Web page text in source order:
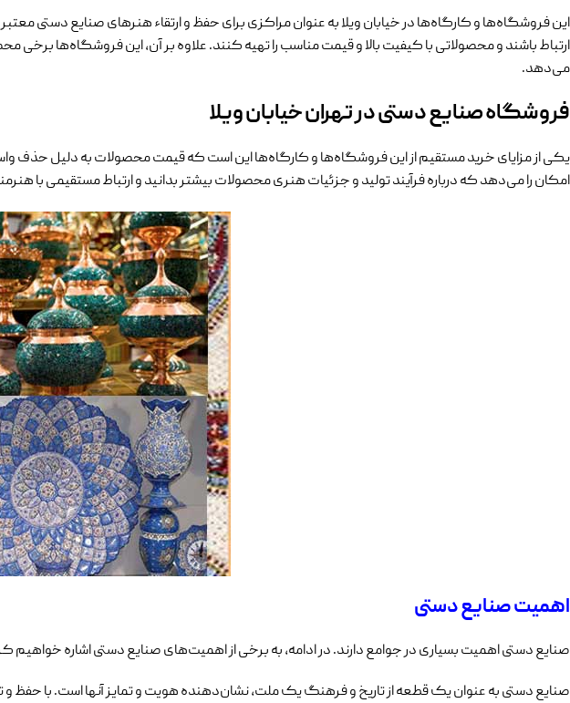
این فروشگاه‌ها و کارگاه‌ها در خیابان ویلا به عنوان مراکزی برای حفظ و ارتقاء هنرهای صنایع دستی
ارتباط باشند و محصولاتی با کیفیت بالا و قیمت مناسب را تهیه کنند. علاوه بر آن، این فروشگاه‌ها برخی
می‌دهد.
فروشگاه صنایع دستی در تهران خیابان ویلا
یکی از مزایای خرید مستقیم از این فروشگاه‌ها و کارگاه‌ها این است که قیمت محصولات به دلیل
امکان را می‌دهد که درباره فرآیند تولید و جزئیات هنری محصولات بیشتر بدانید و ارتباط مستقیمی با
اهمیت صنایع دستی
صنایع دستی اهمیت بسیاری در جوامع دارند. در ادامه، به برخی از اهمیت‌های صنایع دستی اشاره خواهیم
صنایع دستی به عنوان یک قطعه از تاریخ و فرهنگ یک ملت، نشان‌دهنده هویت و تمایز آنها است. با